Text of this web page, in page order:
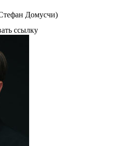
Домусчи)